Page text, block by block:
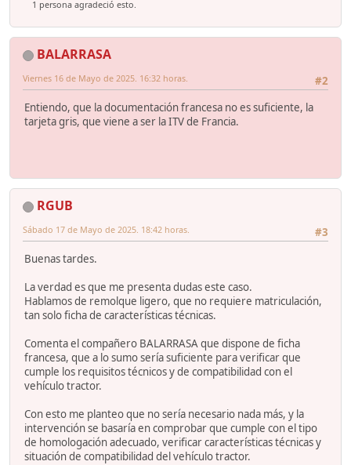
1 persona agradeció esto.
BALARRASA
#2
Viernes 16 de Mayo de 2025. 16:32 horas.
Entiendo, que la documentación francesa no es suficiente, la
tarjeta gris, que viene a ser la ITV de Francia.
RGUB
#3
Sábado 17 de Mayo de 2025. 18:42 horas.
Buenas tardes.
La verdad es que me presenta dudas este caso.
Hablamos de remolque ligero, que no requiere matriculación,
tan solo ficha de características técnicas.
Comenta el compañero BALARRASA que dispone de ficha
francesa, que a lo sumo sería suficiente para verificar que
cumple los requisitos técnicos y de compatibilidad con el
vehículo tractor.
Con esto me planteo que no sería necesario nada más, y la
intervención se basaría en comprobar que cumple con el tipo
de homologación adecuado, verificar características técnicas y
situación de compatibilidad del vehículo tractor.